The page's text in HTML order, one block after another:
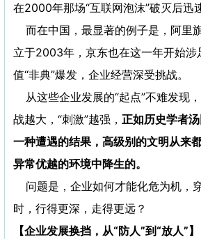
在2000年那场“互联网泡沫”破灭后迅
而在中国，最显著的例子是，阿里
立于2003年，京东也在这一年开始涉
值“非典”爆发，企业经营深受挑战。
从这些企业发展的“起点”不难发现
战越大，“刺激”越强， 正如历史学者
一种遭遇的结果，高级别的文明从来
异常优越的环境中降生的。
问题是，企业如何才能化危为机，
时，行得更深，走得更远？
【企业发展换挡，从“防人”到“放人”】